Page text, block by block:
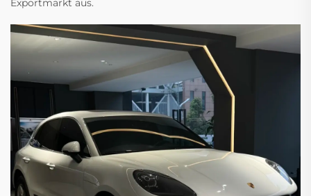
Exportmarkt aus.